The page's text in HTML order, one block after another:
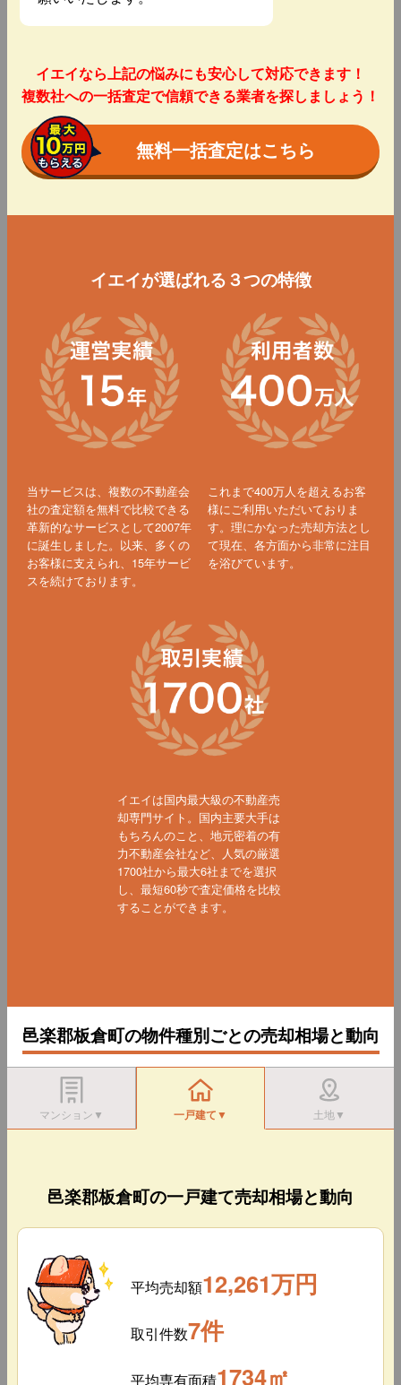
イエイなら上記の悩みにも安心して対応できます！
複数社への一括査定で信頼できる業者を探しましょう！
無料一括査定はこちら
イエイが選ばれる３つの特徴
当サービスは、複数の不動産会
社の査定額を無料で比較できる
革新的なサービスとして2007年
に誕生しました。以来、多くの
お客様に支えられ、15年サービ
スを続けております。
これまで400万人を超えるお客
様にご利用いただいておりま
す。理にかなった売却方法とし
て現在、各方面から非常に注目
を浴びています。
イエイは国内最大級の不動産売
却専門サイト。国内主要大手は
もちろんのこと、地元密着の有
力不動産会社など、人気の厳選
1700社から最大6社までを選択
し、最短60秒で査定価格を比較
することができます。
邑楽郡板倉町の物件種別ごとの売却相場と動向
マンション▼ 一戸建て▼ 土地▼
邑楽郡板倉町の一戸建て売却相場と動向
平均売却額12,261万円
取引件数7件
平均専有面積1734㎡